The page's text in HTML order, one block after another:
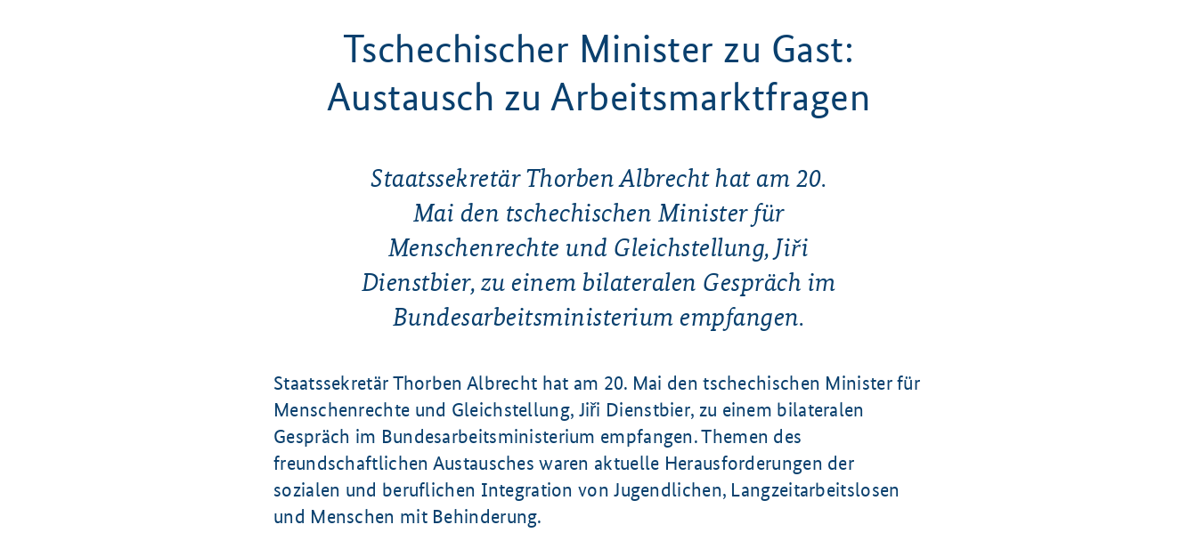
Tschechischer Minister zu Gast:
Austausch zu Arbeitsmarktfragen
Staatssekretär Thorben Albrecht hat am 20.
Mai den tschechischen Minister für
Menschenrechte und Gleichstellung, Jiři
Dienstbier, zu einem bilateralen Gespräch im
Bundesarbeitsministerium empfangen.
Staatssekretär Thorben Albrecht hat am 20. Mai den tschechischen Minister für
Menschenrechte und Gleichstellung, Jiři Dienstbier, zu einem bilateralen
Gespräch im Bundesarbeitsministerium empfangen. Themen des
freundschaftlichen Austausches waren aktuelle Herausforderungen der
sozialen und beruflichen Integration von Jugendlichen, Langzeitarbeitslosen
und Menschen mit Behinderung.